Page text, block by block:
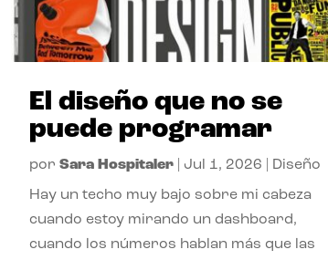
El diseño que no se
puede programar
por Sara Hospitaler| Jul 1, 2026 Diseño
Hay un techo muy bajo sobre mi cabeza
cuando estoy mirando un dashboard,
cuando los números hablan más que las